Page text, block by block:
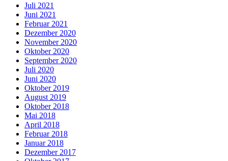
Juli 2021
Juni 2021
Februar 2021
Dezember 2020
November 2020
Oktober 2020
September 2020
Juli 2020
Juni 2020
Oktober 2019
August 2019
Oktober 2018
Mai 2018
April 2018
Februar 2018
Januar 2018
Dezember 2017